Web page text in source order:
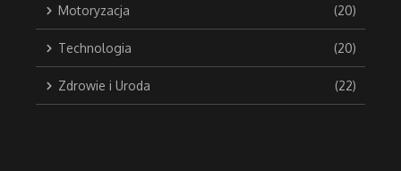
Motoryzacja (20)
Technologia (20)
Zdrowie i Uroda (22)